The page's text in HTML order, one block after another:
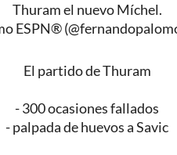
Thuram el nuevo Míchel.
ESPN®️
El partido de Thuram
- 300 ocasiones fallados
- palpada de huevos a Savic